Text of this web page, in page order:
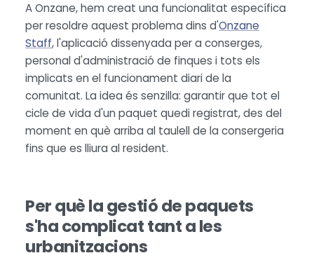
A Onzane, hem creat una funcionalitat específica
per resoldre aquest problema dins d'Onzane
Staff, l'aplicació dissenyada per a conserges,
personal d'administració de finques i tots els
implicats en el funcionament diari de la
comunitat. La idea és senzilla: garantir que tot el
cicle de vida d'un paquet quedi registrat, des del
moment en què arriba al taulell de la consergeria
fins que es lliura al resident.
Per què la gestió de paquets
s'ha complicat tant a les
urbanitzacions